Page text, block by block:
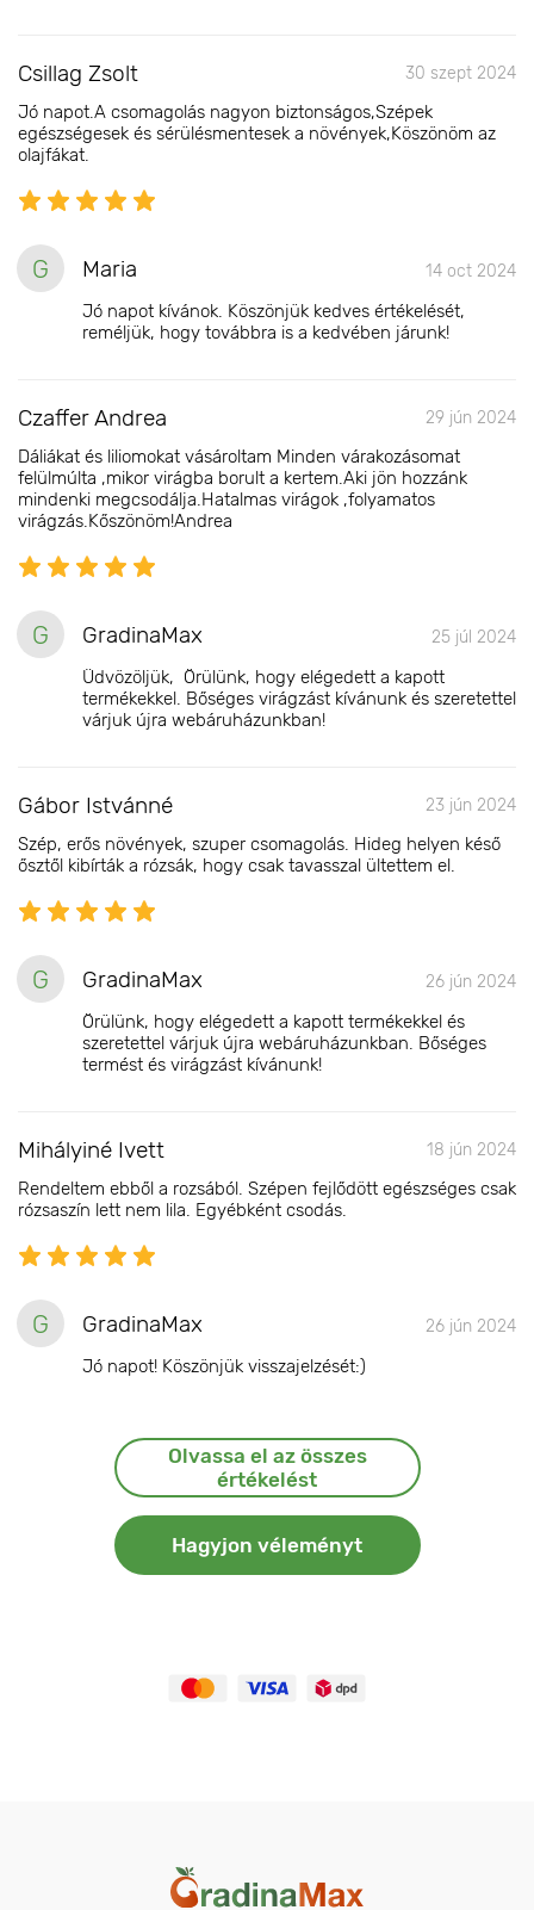
Csillag Zsolt 30 szept 2024
Jó napot.A csomagolás nagyon biztonságos,Szépek
egészségesek és sérülésmentesek a növények,Köszönöm az
olajfákat.
G Maria 14 oct 2024
Jó napot kívánok. Köszönjük kedves értékelését,
reméljük, hogy továbbra is a kedvében járunk!
Czaffer Andrea 29 jún 2024
Dáliákat és liliomokat vásároltam Minden várakozásomat
felülmúlta ,mikor virágba borult a kertem.Aki jön hozzánk
mindenki megcsodálja.Hatalmas virágok ,folyamatos
virágzás.Kőszönöm!Andrea
G GradinaMax 25 júl 2024
Üdvözöljük, Örülünk, hogy elégedett a kapott
termékekkel. Bőséges virágzást kívánunk és szeretettel
várjuk újra webáruházunkban!
Gábor Istvánné 23 jún 2024
Szép, erős növények, szuper csomagolás. Hideg helyen késő
ősztől kibírták a rózsák, hogy csak tavasszal ültettem el.
G GradinaMax 26 jún 2024
Örülünk, hogy elégedett a kapott termékekkel és
szeretettel várjuk újra webáruházunkban. Bőséges
termést és virágzást kívánunk!
Mihályiné Ivett 18 jún 2024
Rendeltem ebből a rozsából. Szépen fejlődött egészséges csak
rózsaszín lett nem lila. Egyébként csodás.
G GradinaMax 26 jún 2024
Jó napot! Köszönjük visszajelzését:)
Olvassa el az összes
értékelést
Hagyjon véleményt